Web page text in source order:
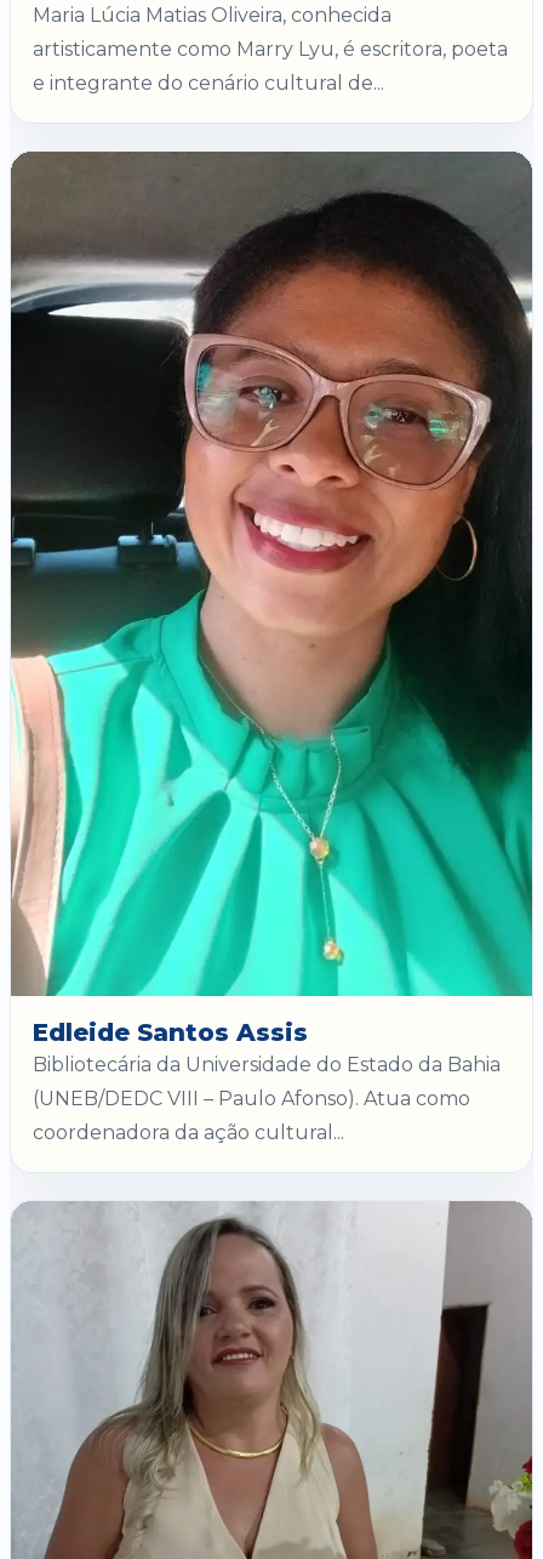
Maria Lúcia Matias Oliveira, conhecida
artisticamente como Marry Lyu, é escritora, poeta
e integrante do cenário cultural de...
Edleide Santos Assis
Bibliotecária da Universidade do Estado da Bahia
(UNEB/DEDC VIII – Paulo Afonso). Atua como
coordenadora da ação cultural...